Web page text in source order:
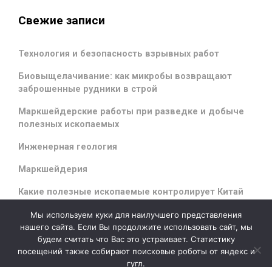
Свежие записи
Технология и безопасность взрывных работ
Биовыщелачивание: как микробы возвращают
заброшенные рудники в строй
Маркшейдерские работы при разведке и добыче
полезных ископаемых
Инженерная геология
Маркшейдерия
Какие полезные ископаемые контролирует Китай
evolvetheme by Theme4Press - Powered by WordPress
Мы используем куки для наилучшего представления
нашего сайта. Если Вы продолжите использовать сайт, мы
будем считать что Вас это устраивает. Статистику
посещений также собирают поисковые роботы от яндекс и
гугл.